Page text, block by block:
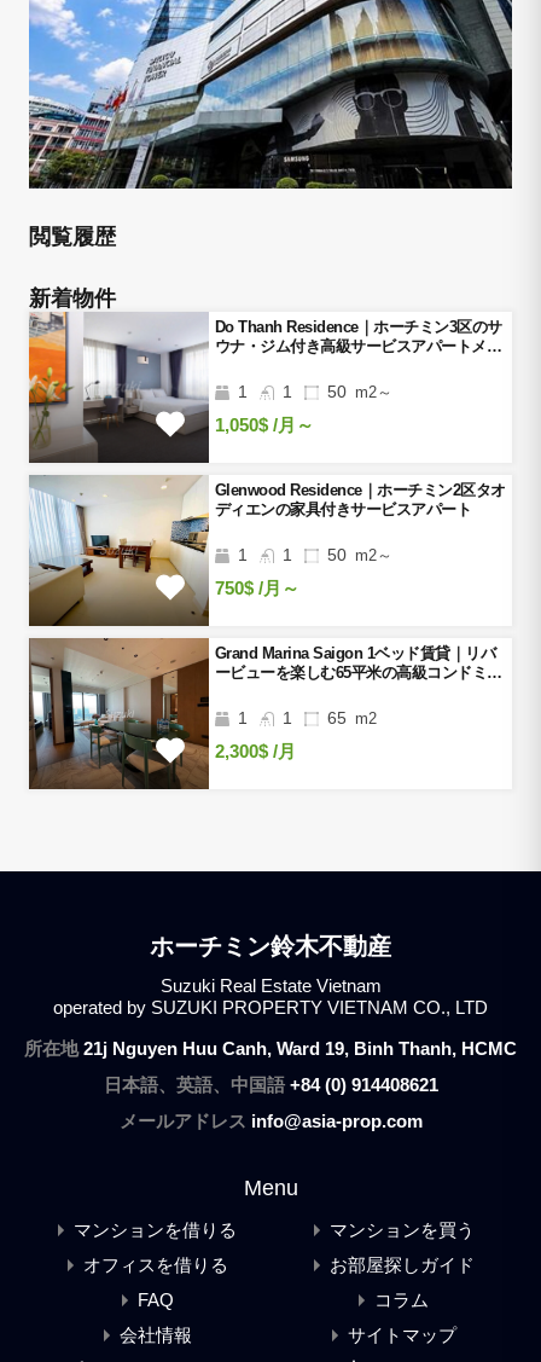
閲覧履歴
新着物件
Do Thanh Residence｜ホーチミン3区のサ
ウナ・ジム付き高級サービスアパートメン
1 1 50 m2～
1,050$ /月～
Glenwood Residence｜ホーチミン2区タオ
ディエンの家具付きサービスアパート
1 1 50 m2～
750$ /月～
Grand Marina Saigon 1ベッド賃貸｜リバ
ービューを楽しむ65平米の高級コンドミニ
1 1 65 m2
2,300$ /月
ホーチミン鈴木不動産
Suzuki Real Estate Vietnam
operated by SUZUKI PROPERTY VIETNAM CO., LTD
所在地21j Nguyen Huu Canh, Ward 19, Binh Thanh, HCMC
日本語、英語、中国語 +84 (0) 914408621
メールアドレス info@asia-prop.com
Menu
マンションを借りる
マンションを買う
オフィスを借りる
お部屋探しガイド
FAQ
コラム
会社情報
サイトマップ